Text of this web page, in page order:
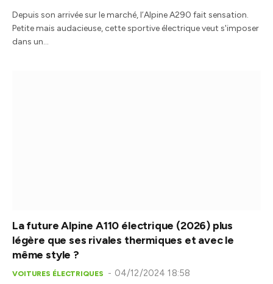
Depuis son arrivée sur le marché, l’Alpine A290 fait sensation.
Petite mais audacieuse, cette sportive électrique veut s'imposer
dans un…
La future Alpine A110 électrique (2026) plus
légère que ses rivales thermiques et avec le
même style ?
VOITURES ÉLECTRIQUES 04/12/2024 18:58